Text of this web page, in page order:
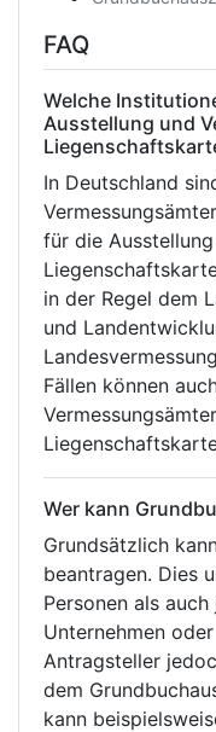
FAQ
Welche
Ausstellung und
In Deutschland
für die
in der Regel dem
und
Fällen können
Wer kann
Grundsätzlich
beantragen. Dies
Personen als
Unternehmen
Antragsteller
dem
kann